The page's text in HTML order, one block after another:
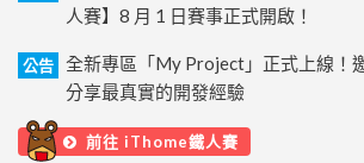
人賽】8 月 1 日賽事正式開啟！
公告
全新專區「My Project」正式上線！
分享最真實的開發經驗
前往 iThome鐵人賽